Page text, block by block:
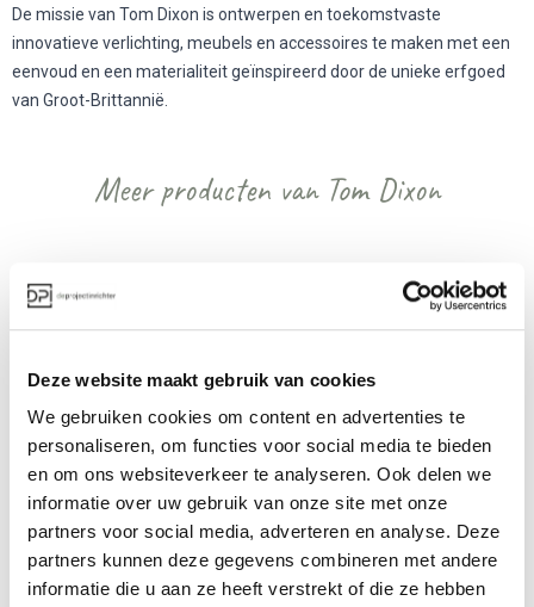
Deze website maakt gebruik van cookies
We gebruiken cookies om content en advertenties te
personaliseren, om functies voor social media te bieden
en om ons websiteverkeer te analyseren. Ook delen we
informatie over uw gebruik van onze site met onze
partners voor social media, adverteren en analyse. Deze
partners kunnen deze gegevens combineren met andere
informatie die u aan ze heeft verstrekt of die ze hebben
De missie van Tom Dixon is ontwerpen en toekomstvaste
innovatieve verlichting, meubels en accessoires te maken met een
eenvoud en een materialiteit geïnspireerd door de unieke erfgoed
van Groot-Brittannië.
Meer producten van Tom Dixon
Tom Dixon Scoop
Chair Stoel
Vanaf €€€
Tom Dixon Bell
Vanaf €€